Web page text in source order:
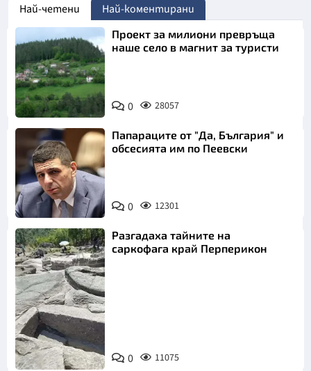
Най-четени Най-коментирани
Проект за милиони превръща
наше село в магнит за туристи
0 28057
Папараците от "Да, България" и
обсесията им по Пеевски
0 12301
Снимка:
Bulgaria ON
AIR
Разгадаха тайните на
саркофага край Перперикон
0 11075